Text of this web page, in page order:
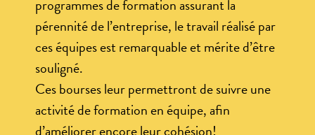
programmes de formation assurant la
pérennité de l’entreprise, le travail réalisé par
ces équipes est remarquable et mérite d’être
souligné.
Ces bourses leur permettront de suivre une
activité de formation en équipe, afin
d’améliorer encore leur cohésion!